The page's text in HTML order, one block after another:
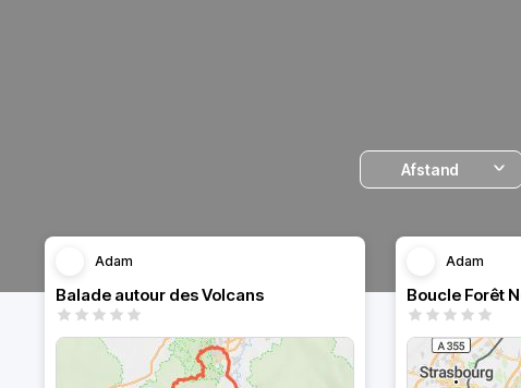
Afstand
Adam
Balade autour des Volcans
Adam